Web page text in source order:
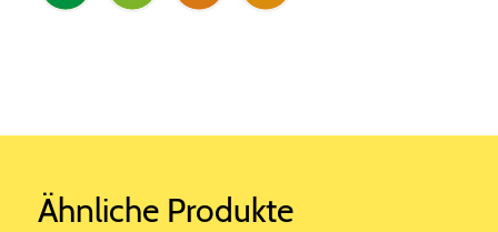
Ähnliche Produkte